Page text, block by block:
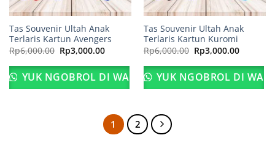
Tas Souvenir Ultah Anak
Terlaris Kartun Avengers
Rp6,000.00 Harga
aslinya
adalah:
Rp6,000.00.
Rp3,000.00Harga
ini
adalah:
Rp3,000.00.
YUK NGOBROL DI WA
Tas Souvenir Ultah Anak
Terlaris Kartun Kuromi
Rp6,000.00 Harga
aslinya
adalah:
Rp6,000.00.
Rp3,000.00Harga
ini
adalah:
YUK NGOBROL DI WA
1 2